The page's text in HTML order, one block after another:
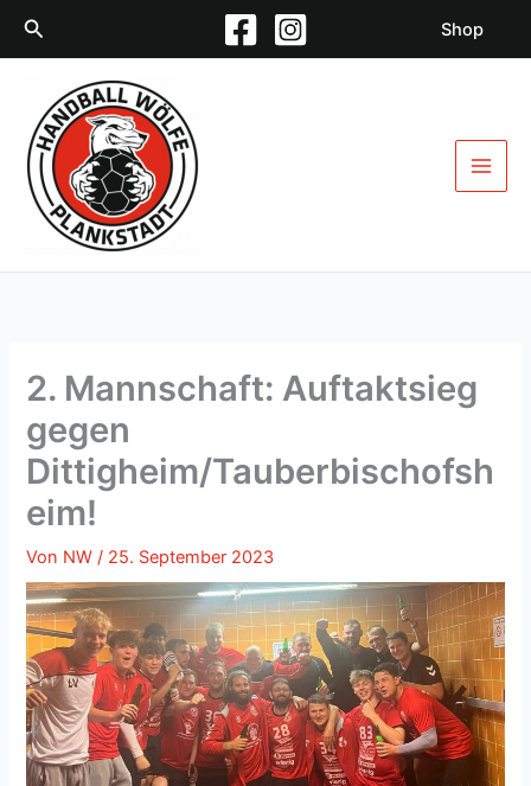
Inhalt
Suchen Shop
2. Mannschaft: Auftaktsieg
gegen
Dittigheim/Tauberbischofsh
eim!
Von NW/ 25. September 2023